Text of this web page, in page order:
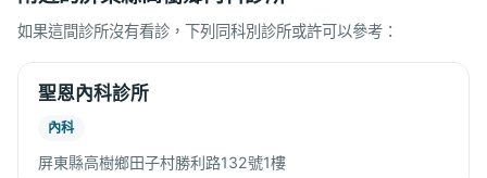
如果這間診所沒有看診，下列同科別診所或許可以參考：
聖恩內科診所
內科
屏東縣高樹鄉田子村勝利路132號1樓